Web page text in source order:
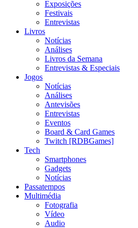
Exposições
Festivais
Entrevistas
Livros
Notícias
Análises
Livros da Semana
Entrevistas & Especiais
Jogos
Notícias
Análises
Antevisões
Entrevistas
Eventos
Board & Card Games
Twitch [RDBGames]
Tech
Smartphones
Gadgets
Notícias
Passatempos
Multimédia
Fotografia
Vídeo
Audio